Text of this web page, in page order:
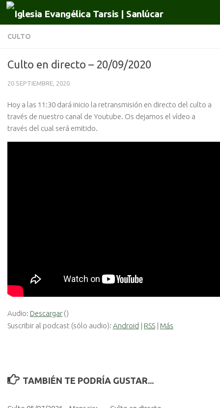
Saltar al contenido
CULTO
Culto en directo – 20/09/2020
20 SEPTIEMBRE, 2020
Hoy a las 11:30 dará inicio la retransmisión en directo del culto a
través de nuestro canal de Youtube. Os dejamos el vídeo a
través del cual será emitido.
Audio: Descargar ()
Suscribir al podcast (sólo audio): Android | RSS | Más
TAMBIÉN TE PODRÍA GUSTAR...